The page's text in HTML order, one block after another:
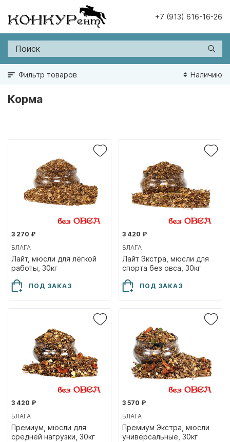
+7 (913) 616-16-26
Фильтр товаров
Корма
Наличию
3 270 ₽
БЛАГА
Лайт, мюсли для лёгкой
работы, 30кг
ПОД ЗАКАЗ
3 420 ₽
БЛАГА
Лайт Экстра, мюсли для
спорта без овса, 30кг
ПОД ЗАКАЗ
3 420 ₽
БЛАГА
Премиум, мюсли для
средней нагрузки, 30кг
3 570 ₽
БЛАГА
Премиум Экстра, мюсли
универсальные, 30кг